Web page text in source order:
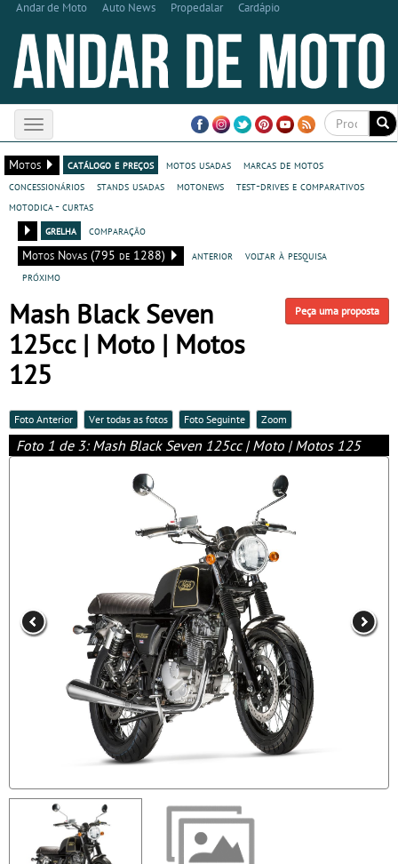
Andar de Moto Auto News Propedalar Cardápio
Toggle
navigation
Motos
catálogo e preços motos usadas
marcas de motos
concessionários
stands usadas motonews
test-drives e comparativos
motodica - curtas
grelha
comparação
Motos Novas (795 de 1288)
anterior
voltar à pesquisa
próximo
Peça uma proposta
Mash Black Seven
125cc | Moto | Motos
125
Foto Anterior Ver todas as fotos Foto Seguinte Zoom
Foto 1 de 3: Mash Black Seven 125cc | Moto | Motos 125